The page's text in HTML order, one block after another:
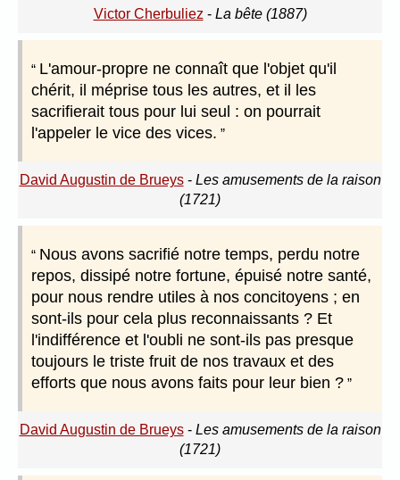
Victor Cherbuliez - La bête (1887)
L'amour-propre ne connaît que l'objet qu'il
chérit, il méprise tous les autres, et il les
sacrifierait tous pour lui seul : on pourrait
l'appeler le vice des vices.
David Augustin de Brueys- Les amusements de la raison
(1721)
Nous avons sacrifié notre temps, perdu notre
repos, dissipé notre fortune, épuisé notre santé,
pour nous rendre utiles à nos concitoyens ; en
sont-ils pour cela plus reconnaissants ? Et
l'indifférence et l'oubli ne sont-ils pas presque
toujours le triste fruit de nos travaux et des
efforts que nous avons faits pour leur bien ?
David Augustin de Brueys- Les amusements de la raison
(1721)